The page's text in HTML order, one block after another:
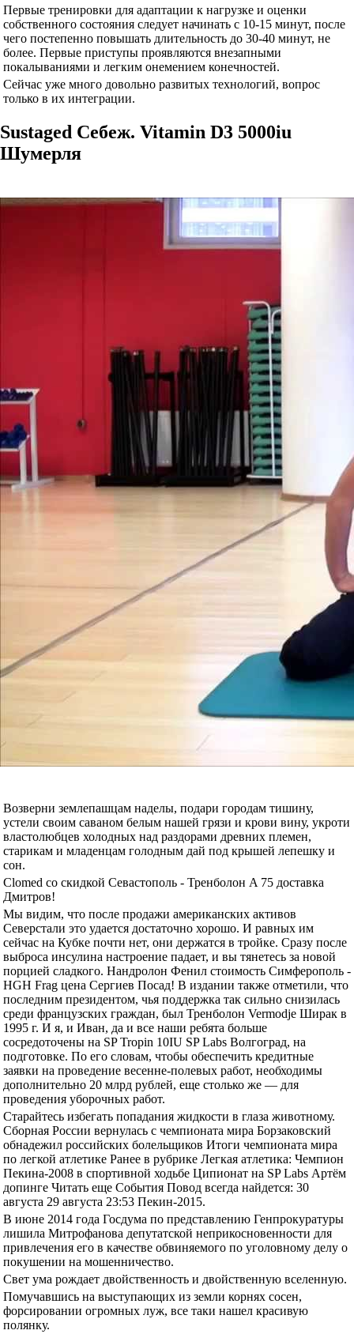
Первые тренировки для адаптации к нагрузке и оценки
собственного состояния следует начинать с 10-15 минут, после
чего постепенно повышать длительность до 30-40 минут, не
более. Первые приступы проявляются внезапными
покалываниями и легким онемением конечностей.
Сейчас уже много довольно развитых технологий, вопрос
только в их интеграции.
Sustaged Себеж. Vitamin D3 5000iu
Шумерля
Возверни землепашцам наделы, подари городам тишину,
устели своим саваном белым нашей грязи и крови вину, укроти
властолюбцев холодных над раздорами древних племен,
старикам и младенцам голодным дай под крышей лепешку и
сон.
Clomed со скидкой Севастополь - Тренболон A 75 доставка
Дмитров!
Мы видим, что после продажи американских активов
Северстали это удается достаточно хорошо. И равных им
сейчас на Кубке почти нет, они держатся в тройке. Сразу после
выброса инсулина настроение падает, и вы тянетесь за новой
порцией сладкого. Нандролон Фенил стоимость Симферополь -
HGH Frag цена Сергиев Посад! В издании также отметили, что
последним президентом, чья поддержка так сильно снизилась
среди французских граждан, был Тренболон Vermodje Ширак в
1995 г. И я, и Иван, да и все наши ребята больше
сосредоточены на SP Tropin 10IU SP Labs Волгоград, на
подготовке. По его словам, чтобы обеспечить кредитные
заявки на проведение весенне-полевых работ, необходимы
дополнительно 20 млрд рублей, еще столько же — для
проведения уборочных работ.
Старайтесь избегать попадания жидкости в глаза животному.
Сборная России вернулась с чемпионата мира Борзаковский
обнадежил российских болельщиков Итоги чемпионата мира
по легкой атлетике Ранее в рубрике Легкая атлетика: Чемпион
Пекина-2008 в спортивной ходьбе Ципионат на SP Labs Артём
допинге Читать еще События Повод всегда найдется: 30
августа 29 августа 23:53 Пекин-2015.
В июне 2014 года Госдума по представлению Генпрокуратуры
лишила Митрофанова депутатской неприкосновенности для
привлечения его в качестве обвиняемого по уголовному делу о
покушении на мошенничество.
Свет ума рождает двойственность и двойственную вселенную.
Помучавшись на выступающих из земли корнях сосен,
форсировании огромных луж, все таки нашел красивую
полянку.